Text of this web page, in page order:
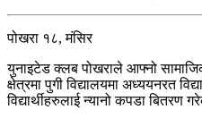
पोखरा १८, मंसिर
युनाइटेड क्लब पोखराले आफ्नो
क्षेत्रमा पुगी विद्यालयमा अध्ययनरत
विद्यार्थीहरुलाई न्यानो कपडा बितरण